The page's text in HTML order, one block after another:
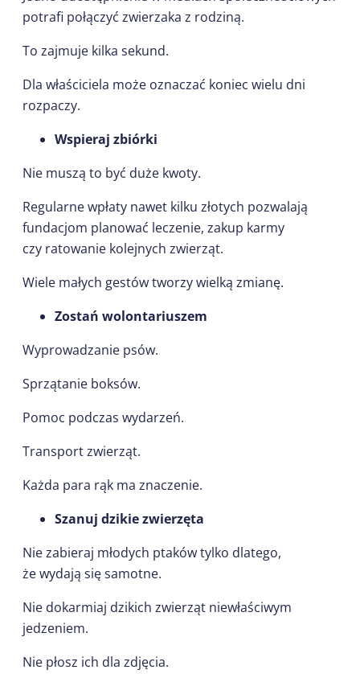
potrafi połączyć zwierzaka z rodziną.
To zajmuje kilka sekund.
Dla właściciela może oznaczać koniec wielu dni
rozpaczy.
Wspieraj zbiórki
Nie muszą to być duże kwoty.
Regularne wpłaty nawet kilku złotych pozwalają
fundacjom planować leczenie, zakup karmy
czy ratowanie kolejnych zwierząt.
Wiele małych gestów tworzy wielką zmianę.
Zostań wolontariuszem
Wyprowadzanie psów.
Sprzątanie boksów.
Pomoc podczas wydarzeń.
Transport zwierząt.
Każda para rąk ma znaczenie.
Szanuj dzikie zwierzęta
Nie zabieraj młodych ptaków tylko dlatego,
że wydają się samotne.
Nie dokarmiaj dzikich zwierząt niewłaściwym
jedzeniem.
Nie płosz ich dla zdjęcia.